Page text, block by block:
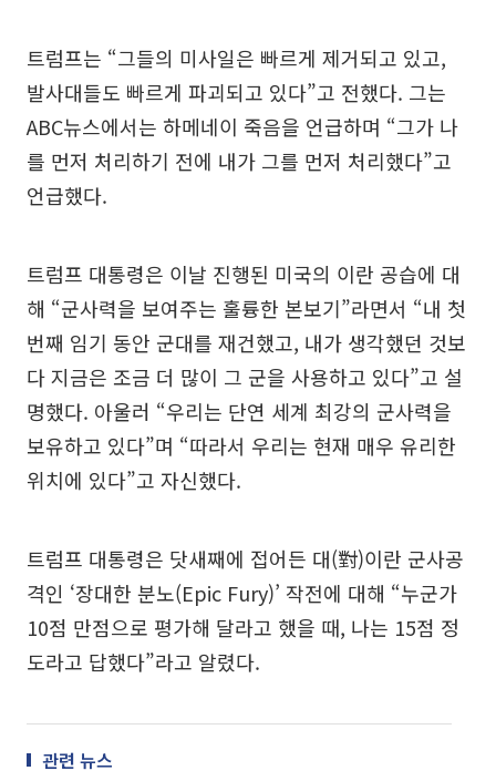
트럼프는 “그들의 미사일은 빠르게 제거되고 있고,
발사대들도 빠르게 파괴되고 있다”고 전했다. 그는
ABC뉴스에서는 하메네이 죽음을 언급하며 “그가 나
를 먼저 처리하기 전에 내가 그를 먼저 처리했다”고
언급했다.
트럼프 대통령은 이날 진행된 미국의 이란 공습에 대
해 “군사력을 보여주는 훌륭한 본보기”라면서 “내 첫
번째 임기 동안 군대를 재건했고, 내가 생각했던 것보
다 지금은 조금 더 많이 그 군을 사용하고 있다”고 설
명했다. 아울러 “우리는 단연 세계 최강의 군사력을
보유하고 있다”며 “따라서 우리는 현재 매우 유리한
위치에 있다”고 자신했다.
트럼프 대통령은 닷새째에 접어든 대(對)이란 군사공
격인 ‘장대한 분노(Epic Fury)’ 작전에 대해 “누군가
10점 만점으로 평가해 달라고 했을 때, 나는 15점 정
도라고 답했다”라고 알렸다.
관련 뉴스